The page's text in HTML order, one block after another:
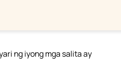
ng iyong mga salita ay